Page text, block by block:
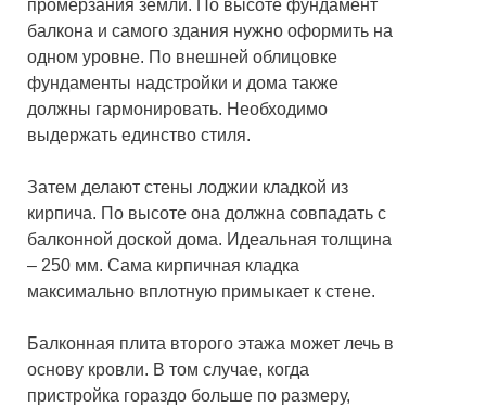
промерзания земли. По высоте фундамент
балкона и самого здания нужно оформить на
одном уровне. По внешней облицовке
фундаменты надстройки и дома также
должны гармонировать. Необходимо
выдержать единство стиля.
Затем делают стены лоджии кладкой из
кирпича. По высоте она должна совпадать с
балконной доской дома. Идеальная толщина
– 250 мм. Сама кирпичная кладка
максимально вплотную примыкает к стене.
Балконная плита второго этажа может лечь в
основу кровли. В том случае, когда
пристройка гораздо больше по размеру,